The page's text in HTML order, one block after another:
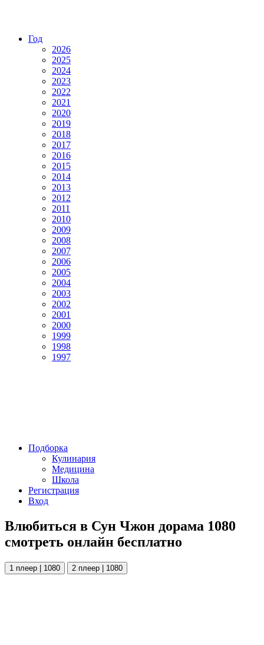
Год
2026
2025
2024
2023
2022
2021
2020
2019
2018
2017
2016
2015
2014
2013
2012
2011
2010
2009
2008
2007
2006
2005
2004
2003
2002
2001
2000
1999
1998
1997
Подборка
Кулинария
Медицина
Школа
Регистрация
Вход
Влюбиться в Сун Чжон дорама 1080
смотреть онлайн бесплатно
1 плеер | 1080 2 плеер | 1080